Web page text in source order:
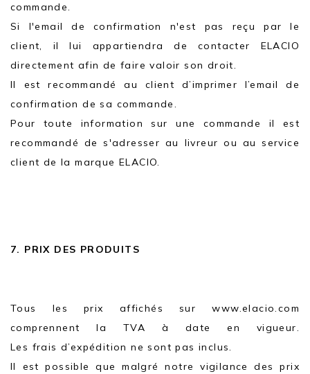
commande.
Si l'email de confirmation n'est pas reçu par le
client, il lui appartiendra de contacter ELACIO
directement afin de faire valoir son droit.
Il est recommandé au client d’imprimer l’email de
confirmation de sa commande.
Pour toute information sur une commande il est
recommandé de s'adresser au livreur ou au service
client de la marque ELACIO.
7. PRIX DES PRODUITS
Tous les prix affichés sur www.elacio.com
comprennent la TVA à date en vigueur.
Les frais d’expédition ne sont pas inclus.
Il est possible que malgré notre vigilance des prix